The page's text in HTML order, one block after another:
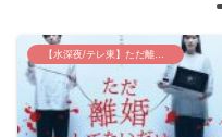
【水深夜/テレ東】ただ離婚してないだけ